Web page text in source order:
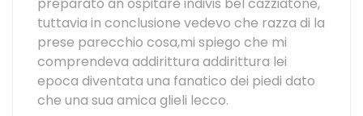
tuttavia in conclusione vedevo che razza di la
prese parecchio cosa,mi spiego che mi
comprendeva addirittura addirittura lei
epoca diventata una fanatico dei piedi dato
che una sua amica glieli lecco.